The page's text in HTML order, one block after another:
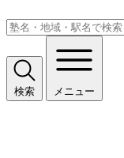
検索 メニュー